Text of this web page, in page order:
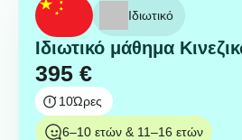
Ιδιωτικό
Ιδιωτικό μάθημα
395 €
10Ώρες
6–10 ετών & 11–16 ετών